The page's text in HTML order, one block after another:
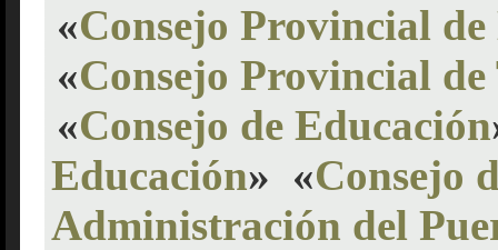
«Consejo Provincial
«Consejo Provincial
«Consejo de Educación
Educación» «Consejo
Administración del